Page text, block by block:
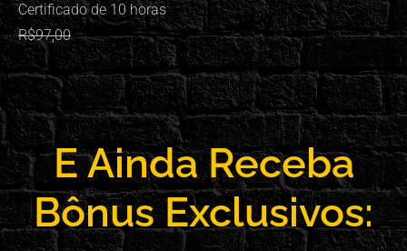
Certificado de 10 horas
R$97,00
E Ainda Receba
Bônus Exclusivos: